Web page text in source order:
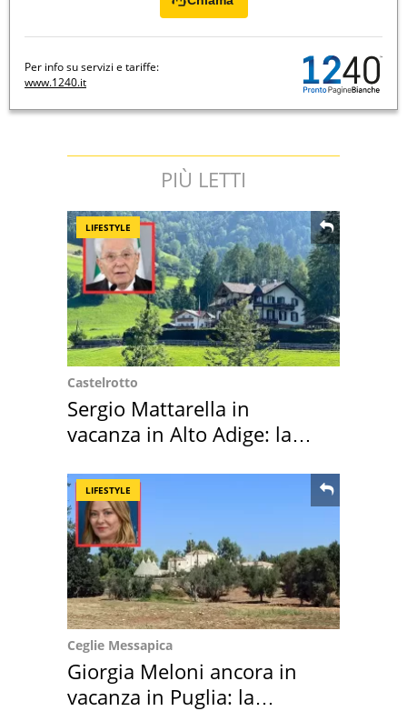
Per info su servizi e tariffe:
www.1240.it
PIÙ LETTI
LIFESTYLE
Castelrotto
Sergio Mattarella in
vacanza in Alto Adige: la
LIFESTYLE
Ceglie Messapica
Giorgia Meloni ancora in
vacanza in Puglia: la